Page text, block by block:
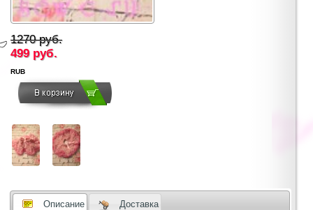
1270 руб.
499 руб.
RUB
Описание Доставка